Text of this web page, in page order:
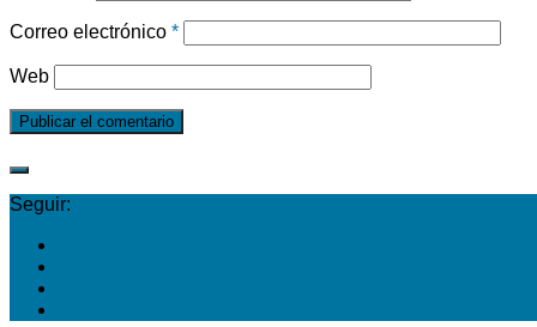
Correo electrónico *
Web
Seguir: